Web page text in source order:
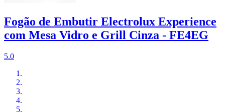
Fogão de Embutir Electrolux Experience
com Mesa Vidro e Grill Cinza - FE4EG
5.0